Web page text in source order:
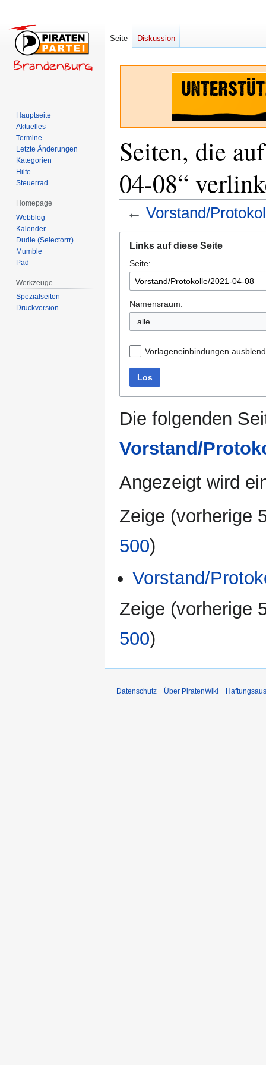
Seiten, die
04-08“
← Vorstand/
Navigation
springen
Suche
springen
Links auf diese Seite
Seite:
Namensraum:
alle
Vorlageneinbindungen
Los
Die folgenden
Vorstand/
Angezeigt wird
Zeige (vorherige
500)
Vorstand/
Zeige (vorherige
500)
Seite Diskussion
Hauptseite
Aktuelles
Termine
Letzte Änderungen
Kategorien
Hilfe
Steuerrad
Homepage
Webblog
Kalender
Dudle (Selectorrr)
Mumble
Pad
Werkzeuge
Spezialseiten
Druckversion
Datenschutz Über PiratenWiki